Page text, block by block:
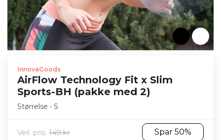
InnovaGoods
AirFlow Technology Fit x Slim
Sports-BH (pakke med 2)
Størrelse • S
Veil. pris: 149 kr Spar 50%